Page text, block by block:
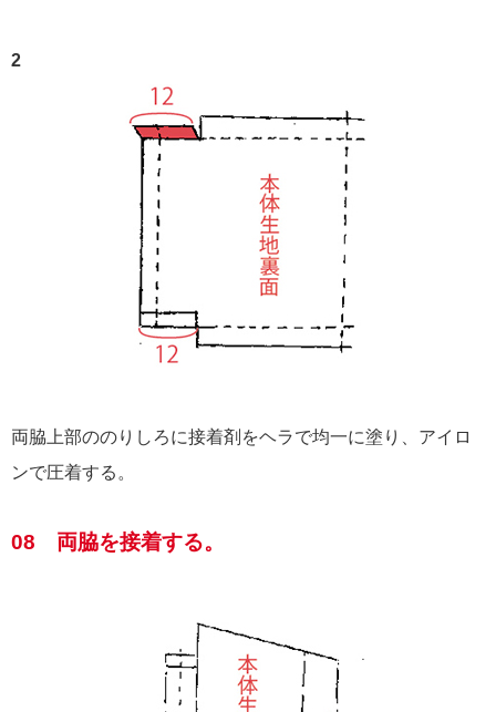
2
両脇上部ののりしろに接着剤をヘラで均一に塗り、アイロ
ンで圧着する。
08 両脇を接着する。